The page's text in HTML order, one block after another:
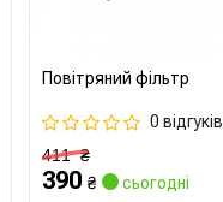
Повітряний фільтр
0 відгуків
411₴
390 ₴
сьогодні